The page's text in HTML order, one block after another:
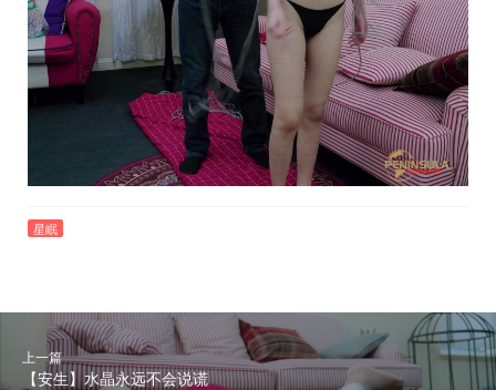
星眠
上一篇
【安生】水晶永远不会说谎